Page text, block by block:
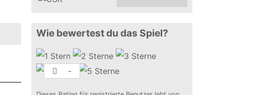
Wie bewertest du das Spiel?
-